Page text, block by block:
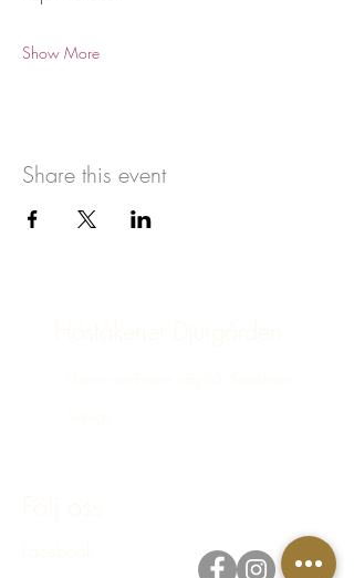
Show More
Share this event